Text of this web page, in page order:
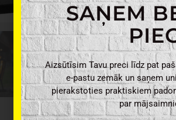
SAŅEM
Aizsūtīsim Tavu preci līdz pat
e-pastu zemāk un saņem
pierakstoties praktiskiem
par